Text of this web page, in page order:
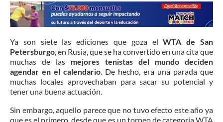
Ya son siete las ediciones que goza elWTA de San
Petersburgo , en Rusia, que se ha convertido en una cita que
muchas de las mejores tenistas del mundo deciden
agendar en el calendario . De hecho, era una parada que
muchas locales aprovechaban para sacar su potencial y
tener una buena actuación.
Sin embargo, aquello parece que no tuvo efecto este año ya
que es el primero, desde que es un torneo de categoría WTA